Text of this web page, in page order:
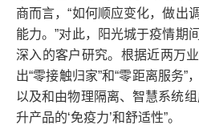
商而言，“如何顺应变化，做出
能力。”对此，阳光城于疫情期
深入的客户研究。根据近两万
出“零接触归家”和“零距离服务”
以及和由物理隔离、智慧系统
升产品的‘免疫力’和舒适性”。